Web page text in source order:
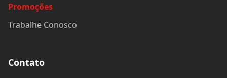
Promoções
Trabalhe Conosco
Contato